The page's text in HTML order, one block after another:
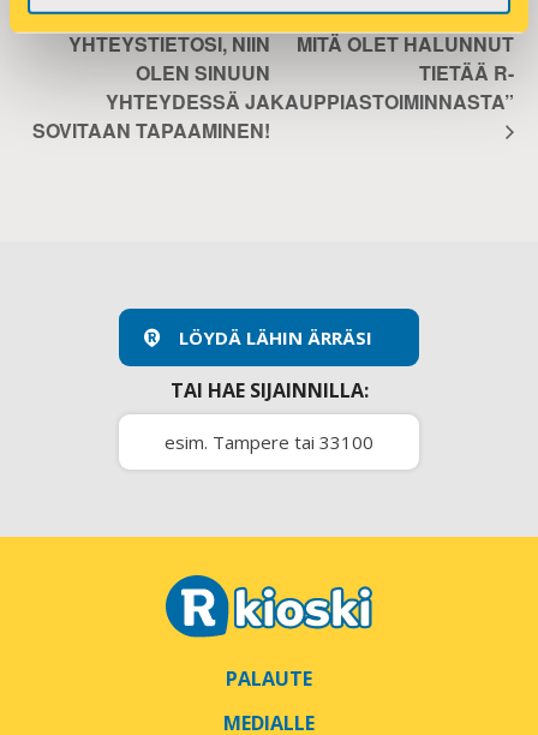
KLIKKAA TÄTÄ JA JÄTÄ
YHTEYSTIETOSI, NIIN
OLEN SINUUN
YHTEYDESSÄ JA
SOVITAAN TAPAAMINEN!
WEBINAARI: ”KAIKKI
MITÄ OLET HALUNNUT
TIETÄÄ R-
KAUPPIASTOIMINNASTA”
LÖYDÄ LÄHIN ÄRRÄSI
TAI HAE SIJAINNILLA:
PALAUTE
MEDIALLE